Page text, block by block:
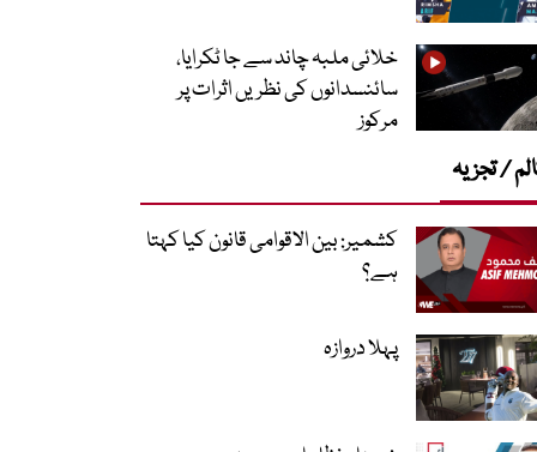
خلائی ملبہ چاند سے جا ٹکرایا،
سائنسدانوں کی نظریں اثرات پر
مرکوز
/ تجزیہ
کشمیر: بین الاقوامی قانون کیا کہتا
ہے؟
پہلا دروازہ